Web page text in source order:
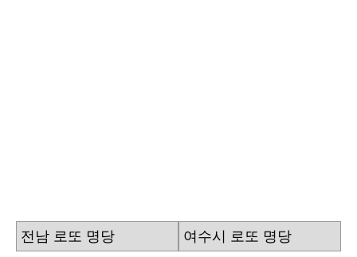
전남 로또 명당 여수시 로또 명당